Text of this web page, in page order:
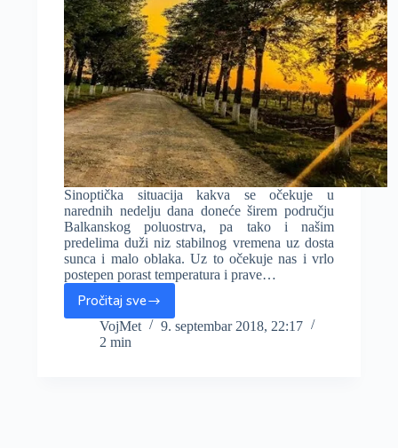
Sinoptička situacija kakva se očekuje u
narednih nedelju dana doneće širem području
Balkanskog poluostrva, pa tako i našim
predelima duži niz stabilnog vremena uz dosta
sunca i malo oblaka. Uz to očekuje nas i vrlo
postepen porast temperatura i prave…
Pročitaj sve
Anticiklon
donosi
duži
VojMet
9. septembar 2018, 22:17
2 min